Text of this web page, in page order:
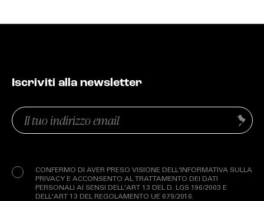
Iscriviti alla newsletter
Email
(Obbligatorio)
CONFERMO DI AVER PRESO VISIONE DELL'INFORMATIVA SULLA
PRIVACY E ACCONSENTO AL TRATTAMENTO DEI DATI
PERSONALI AI SENSI DELL'ART 13 DEL D. LGS 196/2003 E
DELL'ART 13 DEL REGOLAMENTO UE 679/2016.
Invia